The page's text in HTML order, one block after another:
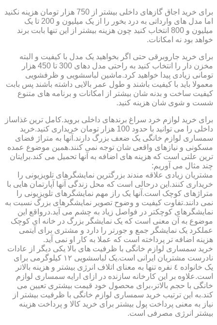
برای خرید اجاق گازهای داخلی بیشتر از 750 هزار تومان هزینه نکنید
اما مدل های وارداتی به درد بخور را از یک میلیون و 200 تا یک
میلیون و 800 انتخاب کنید چون هزینه بیشتر از این تنها بابت برند
خواهد بود نه امکانات.
برای خرید جاروبرقی حتی اگر بخواهید یک مدل با کیفیت و البته
مخزن دار را انتخاب کنید به راحتی مدل دهای 300 تا 450 هزار
تومانی زیادی پیدا خواهید کرد.ماشین لباسشویی و ظرفشویی
معمولا باید با کیفیت باشند و طول عمر بالایی داشته باشند پس بابت
کیفیت ساخت و بدنه شان بیشتر از امکانات و برنامه های متنوع
شست و شوی شان هزینه کنید.
برای خرید لوازم خرد سراغ برندهای داخلی بروید.کامل ترین غذاساز
داخلی را می توانید با حدود 100 هزار تومان خریداری کنید.خرید
سمساری لوازم خانگی یک ضعف بزرگ دارند.آنها به متراژ فضای
مسکونی و نیازهای واقعی شان توجه نمی کنند.همین موضوع عمده
ترین علتی است که هزینه های اضافه به آنها تحمیل می کند.برایتان
چند مثال می آوریم:
مشتریان زیادی علاقه مندند بزرگترین نمایشگرهای تلویزیونی را
خریداری کنند.این درحالی است که محل زندگی آنها آپارتمان هایی با
متراژهای کوچک است.آنها یک راز مهم نمایشگرهای تلویزیونی را
نمی دانند.تفاوت کیفیت و وضوح تصویر نمایشگرهای بزرگ نسبت به
نمایشگرهای کوچکتر در فواصل زیاد به چشم می آید.درواقع این
موضوع به آن معنی است که یک نمایشگر بزرگ در خانه ای کوچک
عملکرد یک نمایشگر جمع و جورتر را دارد و مشتری برای آیتمی
هزینه اضافه تر پرداخته است که عملا به کار او نمی آید.
خرید سمساری لوازم خانگی با ظرفیت های بالا یکی دیگر از عادات
نادرست مشتریان ایرانی است.یک لباسشویی ١٢ کیلوگرمی برای
یک خانواده ٤ نفره تنها به معنای اتلاف انرژی بیشتر و هزینه بالاتر
است.علاوه بر این کارخانه سازنده در ازای ارایه سمساری لوازم
خانگی با حجم بالاتر،برای محصول خود قیمت بیشتری تعیین می
کند.به این ترتیب خرید سمساری لوازم خانگی با ظرفیت بیشتر از
نیاز به معنی پرداخت پول بیشتر برای خرید کالا و پرداخت هزینه
بیشتر انرژی مصرفی است.